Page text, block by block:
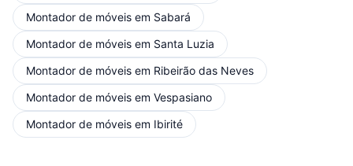
Montador de móveis em Sabará
Montador de móveis em Santa Luzia
Montador de móveis em Ribeirão das Neves
Montador de móveis em Vespasiano
Montador de móveis em Ibirité